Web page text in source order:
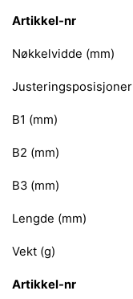
Artikkel-nr
Nøkkelvidde (mm)
Justeringsposisjoner
B1 (mm)
B2 (mm)
B3 (mm)
Lengde (mm)
Vekt (g)
Artikkel-nr